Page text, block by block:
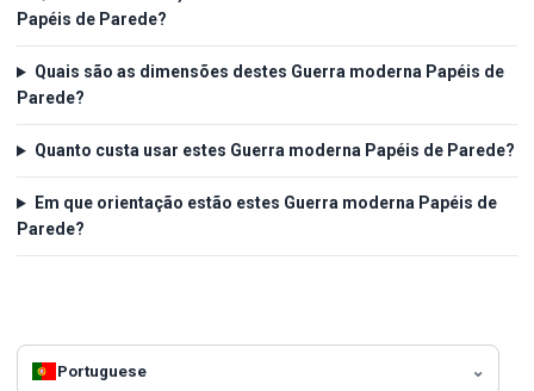
Papéis de Parede?
Quais são as dimensões destes Guerra moderna Papéis de
Parede?
Quanto custa usar estes Guerra moderna Papéis de Parede?
Em que orientação estão estes Guerra moderna Papéis de
Parede?
Portuguese